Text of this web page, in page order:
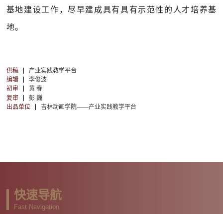
基地建设工作，尽早建成具有具有示范性的人才培养基
地。
供稿
产业实践教学平台
编辑
李俊波
初审
黄 春
复审
彭 巍
出品单位
吉林动画学院——产业实践教学平台
快速导航
Fast Navigation